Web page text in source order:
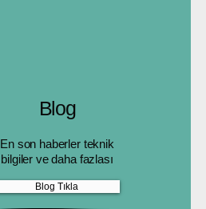
Blog
En son haberler teknik
bilgiler ve daha fazlası
Blog Tıkla